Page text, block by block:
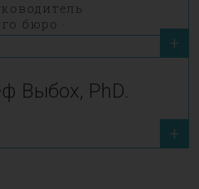
бюро
+
Выбох, PhD.
+